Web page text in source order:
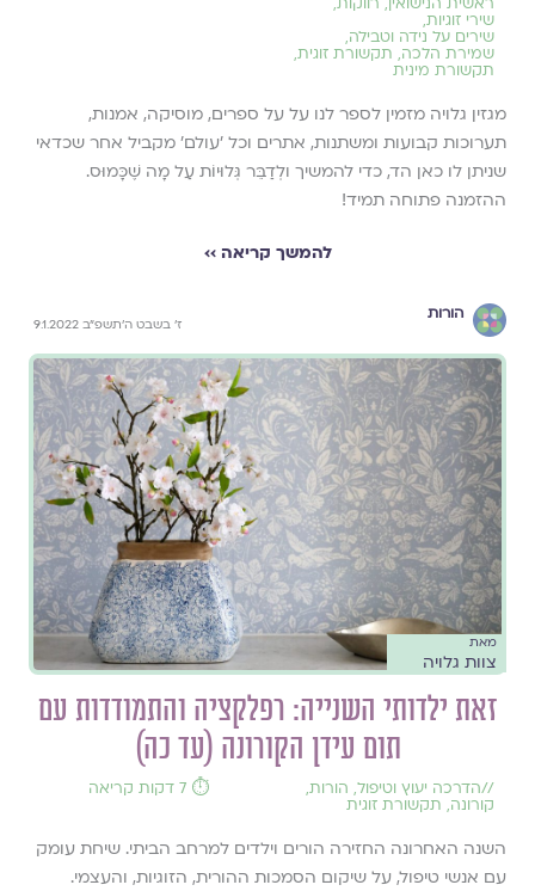
שירי זוגיות,
שירים על נידה וטבילה,
שמירת הלכה, תקשורת זוגית,
תקשורת מינית
מגזין גלויה מזמין לספר לנו על על ספרים, מוסיקה, אמנות,
תערוכות קבועות ומשתנות, אתרים וכל ׳עולם׳ מקביל אחר שכדאי
שניתן לו כאן הד, כדי להמשיך ולְדַבֵּר גְּלוּיוֹת עַל מָה שֶׁכָּמוּס.
ההזמנה פתוחה תמיד!
להמשך קריאה ››
הורות
ז׳ בשבט ה׳תשפ״ב 9.1.2022
מאת
צוות גלויה
זאת ילדותי השנייה: רפלקציה והתמודדות עם
תום עידן הקורונה (עד כה)
//הדרכה יעוץ וטיפול, הורות,
קורונה, תקשורת זוגית
⏱️ 7 דקות קריאה
השנה האחרונה החזירה הורים וילדים למרחב הביתי. שיחת עומק
עם אנשי טיפול, על שיקום הסמכות ההורית, הזוגיות, והעצמי.